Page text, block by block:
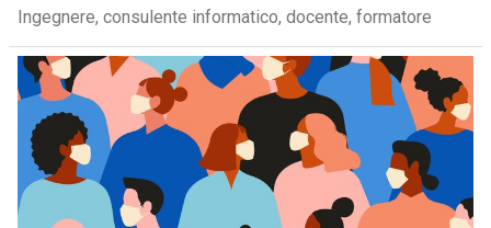
Ingegnere, consulente informatico, docente, formatore